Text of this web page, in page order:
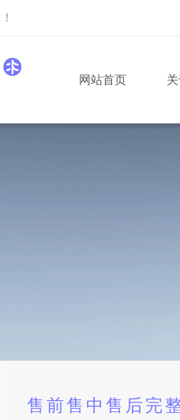
！
网站首页
售前售中售后完